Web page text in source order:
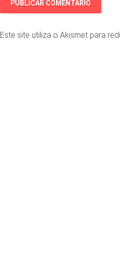
Este site utiliza o Akismet para